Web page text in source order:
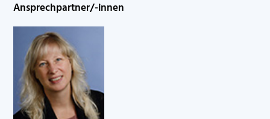
Ansprechpartner/-innen